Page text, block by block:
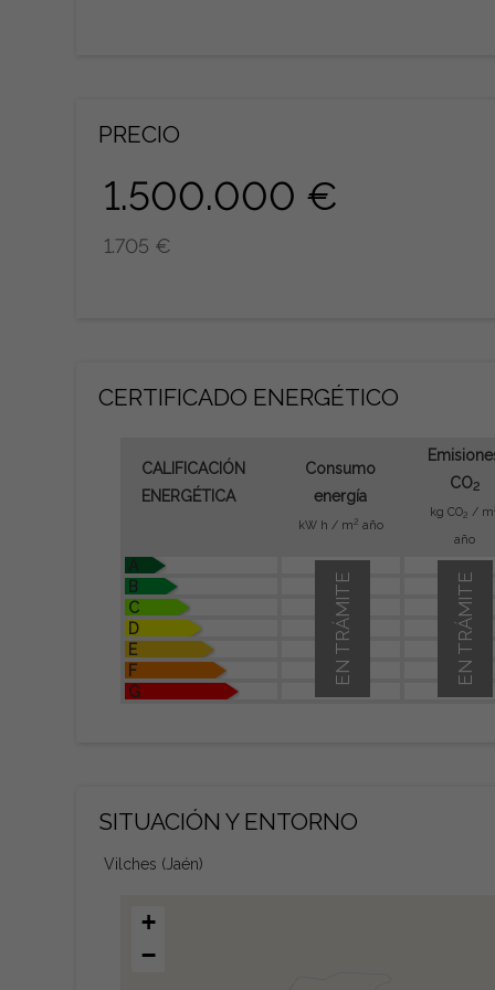
PRECIO
1.500.000 €
1.705 €
CERTIFICADO ENERGÉTICO
CALIFICACIÓN
ENERGÉTICA
Consumo
energía
kW h / m 2 año
CO2
kg CO2 / m
año
A
B
C
D
E
F
G
EN TRÁMITE
EN TRÁMITE
SITUACIÓN Y ENTORNO
Vilches (Jaén)
+
−